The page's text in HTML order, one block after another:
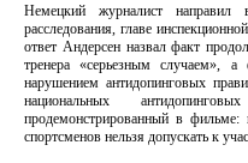
Немецкий журналист
расследования, главе
ответ Андерсен назвал факт
тренера «серьезным случаем»,
нарушением антидопинговых
национальных
продемонстрированный в фильме:
спортсменов нельзя допускать к